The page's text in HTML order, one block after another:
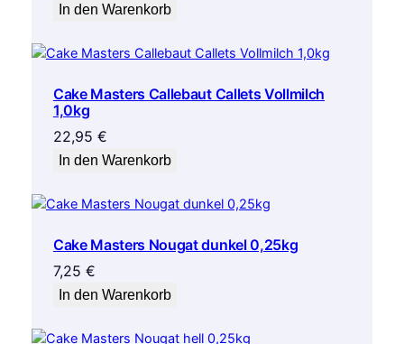
In den Warenkorb
Cake Masters Callebaut Callets Vollmilch
1,0kg
22,95 €
In den Warenkorb
Cake Masters Nougat dunkel 0,25kg
7,25 €
In den Warenkorb